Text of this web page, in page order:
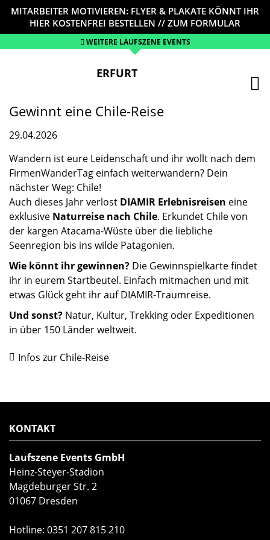
MITARBEITER MOTIVIEREN: FLYER & PLAKATE KÖNNT IHR
HIER KOSTENFREI BESTELLEN // ZUM FORMULAR
WEITERE LAUFSZENE EVENTS
ERFURT
Gewinnt eine Chile-Reise
29.04.2026
Wandern ist eure Leidenschaft und ihr wollt nach dem
FirmenWanderTag einfach weiterwandern? Dein
nächster Weg: Chile!
Auch dieses Jahr verlost DIAMIR Erlebnisreisen eine
exklusive Naturreise nach Chile. Erkundet Chile von
der kargen Atacama-Wüste über die liebliche
Seenregion bis ins wilde Patagonien.
Wie könnt ihr gewinnen? Die Gewinnspielkarte findet
ihr in eurem Startbeutel. Einfach mitmachen und mit
etwas Glück geht ihr auf DIAMIR-Traumreise.
Und sonst? Natur, Kultur, Trekking oder Expeditionen
in über 150 Länder weltweit.
Infos zur Chile-Reise
KONTAKT
Laufszene Events GmbH
Heinz-Steyer-Stadion
Magdeburger Str. 2
01067 Dresden
Hotline: 0351 207 815 210